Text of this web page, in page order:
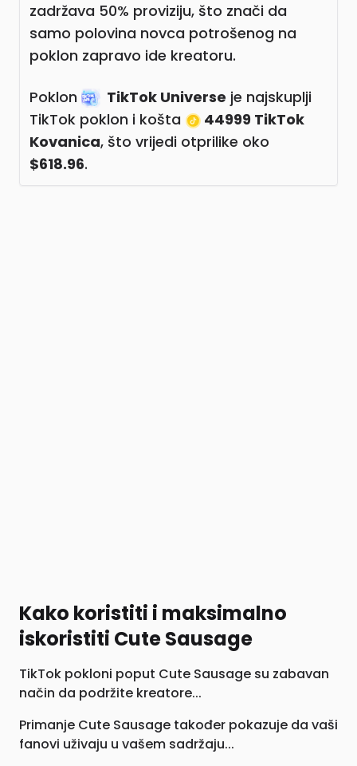
zadržava 50% proviziju, što znači da
samo polovina novca potrošenog na
poklon zapravo ide kreatoru.
Poklon TikTok Universe je najskuplji
TikTok poklon i košta
44999 TikTok
Kovanica, što vrijedi otprilike oko
$618.96.
Kako koristiti i maksimalno
iskoristiti Cute Sausage
TikTok pokloni poput Cute Sausage su zabavan
način da podržite kreatore...
Primanje Cute Sausage također pokazuje da vaši
fanovi uživaju u vašem sadržaju...